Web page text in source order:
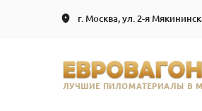
г. Москва, ул. 2-я
ЛУЧШИЕ ПИЛОМАТЕРИАЛЫ В